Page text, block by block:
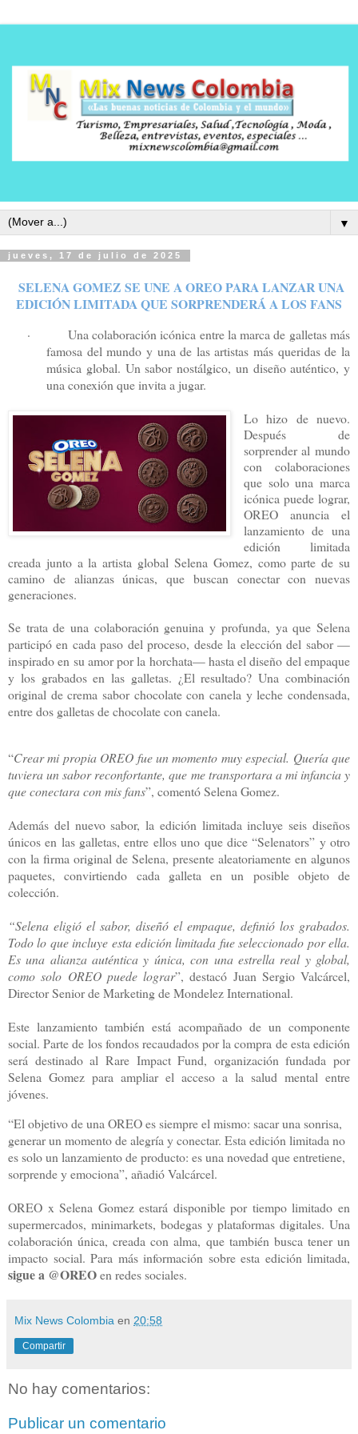
▼
jueves, 17 de julio de 2025
SELENA GOMEZ SE UNE A OREO PARA LANZAR UNA
EDICIÓN LIMITADA QUE SORPRENDERÁ A LOS FANS
·
Una colaboración icónica entre la marca de galletas más
famosa del mundo y una de las artistas más queridas de la
música global. Un sabor nostálgico, un diseño auténtico, y
una conexión que invita a jugar.
Lo hizo de nuevo.
Después de
sorprender al mundo
con colaboraciones
que solo una marca
icónica puede lograr,
OREO anuncia el
lanzamiento de una
edición limitada
creada junto a la artista global Selena Gomez, como parte de su
camino de alianzas únicas, que buscan conectar con nuevas
generaciones.
Se trata de una colaboración genuina y profunda, ya que Selena
participó en cada paso del proceso, desde la elección del sabor —
inspirado en su amor por la horchata— hasta el diseño del empaque
y los grabados en las galletas. ¿El resultado? Una combinación
original de crema sabor chocolate con canela y leche condensada,
entre dos galletas de chocolate con canela.
“Crear mi propia OREO fue un momento muy especial. Quería que
tuviera un sabor reconfortante, que me transportara a mi infancia y
que conectara con mis fans”, comentó Selena Gomez.
Además del nuevo sabor, la edición limitada incluye seis diseños
únicos en las galletas, entre ellos uno que dice “Selenators” y otro
con la firma original de Selena, presente aleatoriamente en algunos
paquetes, convirtiendo cada galleta en un posible objeto de
colección.
“Selena eligió el sabor, diseñó el empaque, definió los grabados.
Todo lo que incluye esta edición limitada fue seleccionado por ella.
Es una alianza auténtica y única, con una estrella real y global,
como solo OREO puede lograr”, destacó Juan Sergio Valcárcel,
Director Senior de Marketing de Mondelez International.
Este lanzamiento también está acompañado de un componente
social. Parte de los fondos recaudados por la compra de esta edición
será destinado al Rare Impact Fund, organización fundada por
Selena Gomez para ampliar el acceso a la salud mental entre
jóvenes.
“El objetivo de una OREO es siempre el mismo: sacar una sonrisa,
generar un momento de alegría y conectar. Esta edición limitada no
es solo un lanzamiento de producto: es una novedad que entretiene,
sorprende y emociona”, añadió Valcárcel.
OREO x Selena Gomez estará disponible por tiempo limitado en
supermercados, minimarkets, bodegas y plataformas digitales. Una
colaboración única, creada con alma, que también busca tener un
impacto social. Para más información sobre esta edición limitada,
sigue a @OREOen redes sociales.
Mix News Colombia en 20:58
Compartir
No hay comentarios:
Publicar un comentario